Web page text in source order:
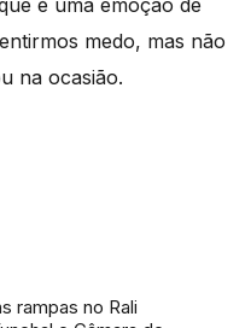
é uma emoção de
medo, mas não
na ocasião.
rampas no Rali